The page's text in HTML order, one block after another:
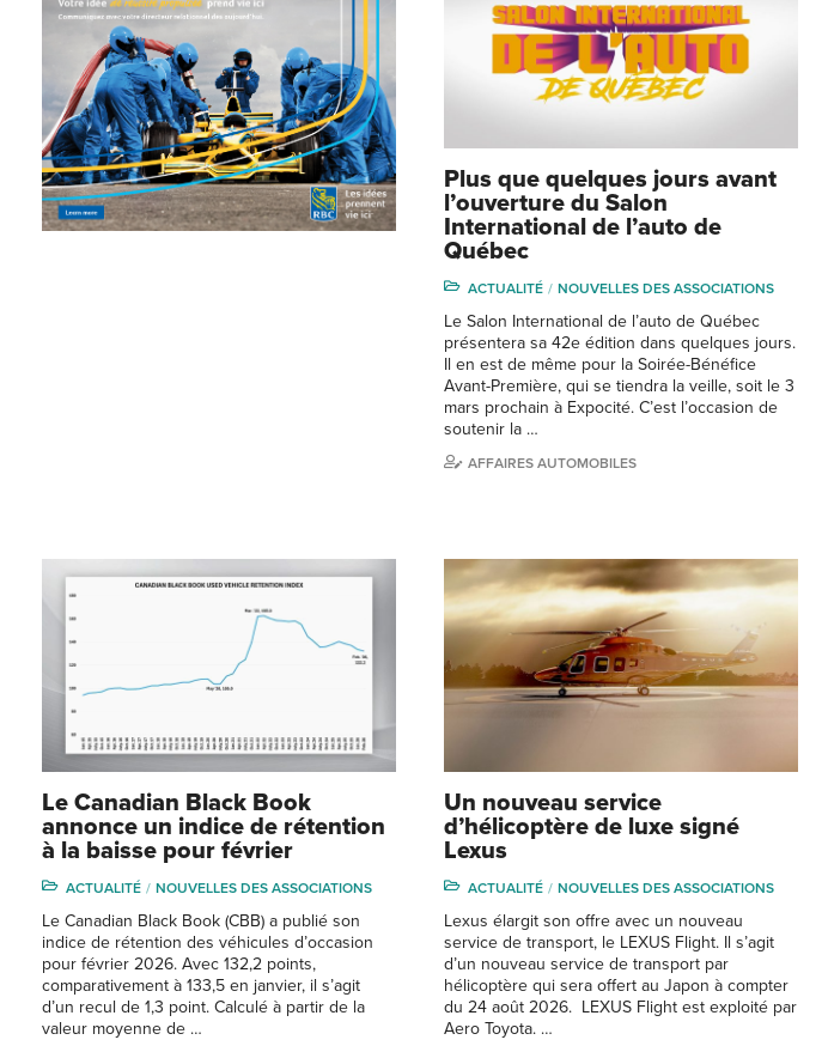
Plus que quelques jours avant
l’ouverture du Salon
International de l’auto de
Québec
ACTUALITÉ NOUVELLES DES ASSOCIATIONS
Le Salon International de l’auto de Québec
présentera sa 42e édition dans quelques jours.
Il en est de même pour la Soirée-Bénéfice
Avant-Première, qui se tiendra la veille, soit le 3
mars prochain à Expocité. C’est l’occasion de
soutenir la …
AFFAIRES AUTOMOBILES
Le Canadian Black Book
annonce un indice de rétention
à la baisse pour février
ACTUALITÉ NOUVELLES DES ASSOCIATIONS
Le Canadian Black Book (CBB) a publié son
indice de rétention des véhicules d’occasion
pour février 2026. Avec 132,2 points,
comparativement à 133,5 en janvier, il s’agit
d’un recul de 1,3 point. Calculé à partir de la
valeur moyenne de …
Un nouveau service
d’hélicoptère de luxe signé
Lexus
ACTUALITÉ NOUVELLES DES ASSOCIATIONS
Lexus élargit son offre avec un nouveau
service de transport, le LEXUS Flight. Il s’agit
d’un nouveau service de transport par
hélicoptère qui sera offert au Japon à compter
du 24 août 2026. LEXUS Flight est exploité par
Aero Toyota. …